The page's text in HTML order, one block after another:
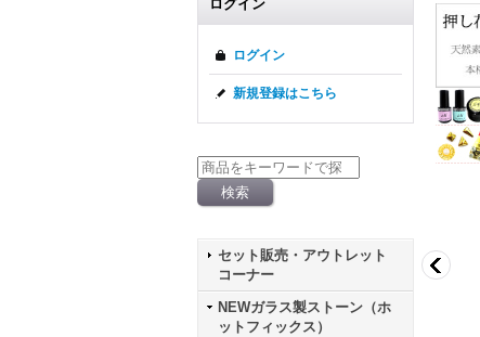
ログイン
ログイン
新規登録はこちら
セット販売・アウトレット
コーナー
NEWガラス製ストーン（ホ
ットフィックス）